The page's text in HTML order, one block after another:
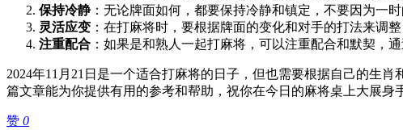
保持冷静：无论牌面如何，都要保持冷静和镇定，不要因为一时
灵活应变 ：在打麻将时，要根据牌面的变化和对手的打法来调
注重配合 ：如果是和熟人一起打麻将，可以注重配合和默契，
2024年11月21日是一个适合打麻将的日子，但也需要根据自己的生
篇文章能为你提供有用的参考和帮助，祝你在今日的麻将桌上大展身
赞 0